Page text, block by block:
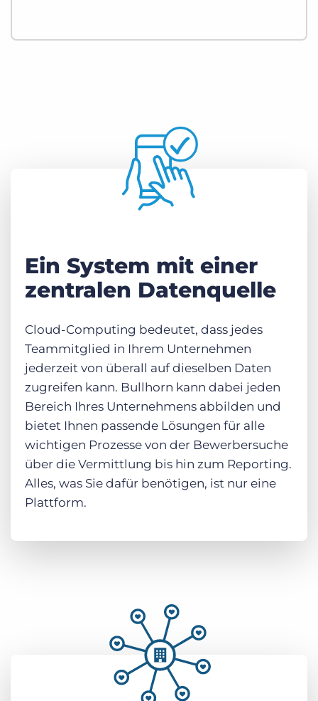
Ein System mit einer
zentralen Datenquelle
Cloud-Computing bedeutet, dass jedes
Teammitglied in Ihrem Unternehmen
jederzeit von überall auf dieselben Daten
zugreifen kann. Bullhorn kann dabei jeden
Bereich Ihres Unternehmens abbilden und
bietet Ihnen passende Lösungen für alle
wichtigen Prozesse von der Bewerbersuche
über die Vermittlung bis hin zum Reporting.
Alles, was Sie dafür benötigen, ist nur eine
Plattform.